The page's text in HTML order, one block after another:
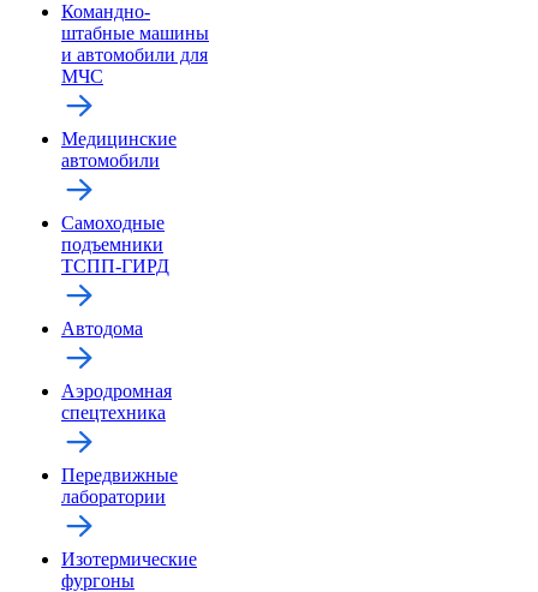
Командно-
штабные машины
и автомобили для
МЧС
Медицинские
автомобили
Самоходные
подъемники
ТСПП-ГИРД
Автодома
Аэродромная
спецтехника
Передвижные
лаборатории
Изотермические
фургоны